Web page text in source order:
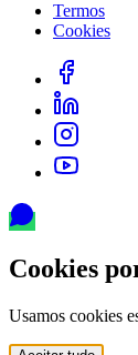
Termos
Cookies
Cookies
Usamos cookies